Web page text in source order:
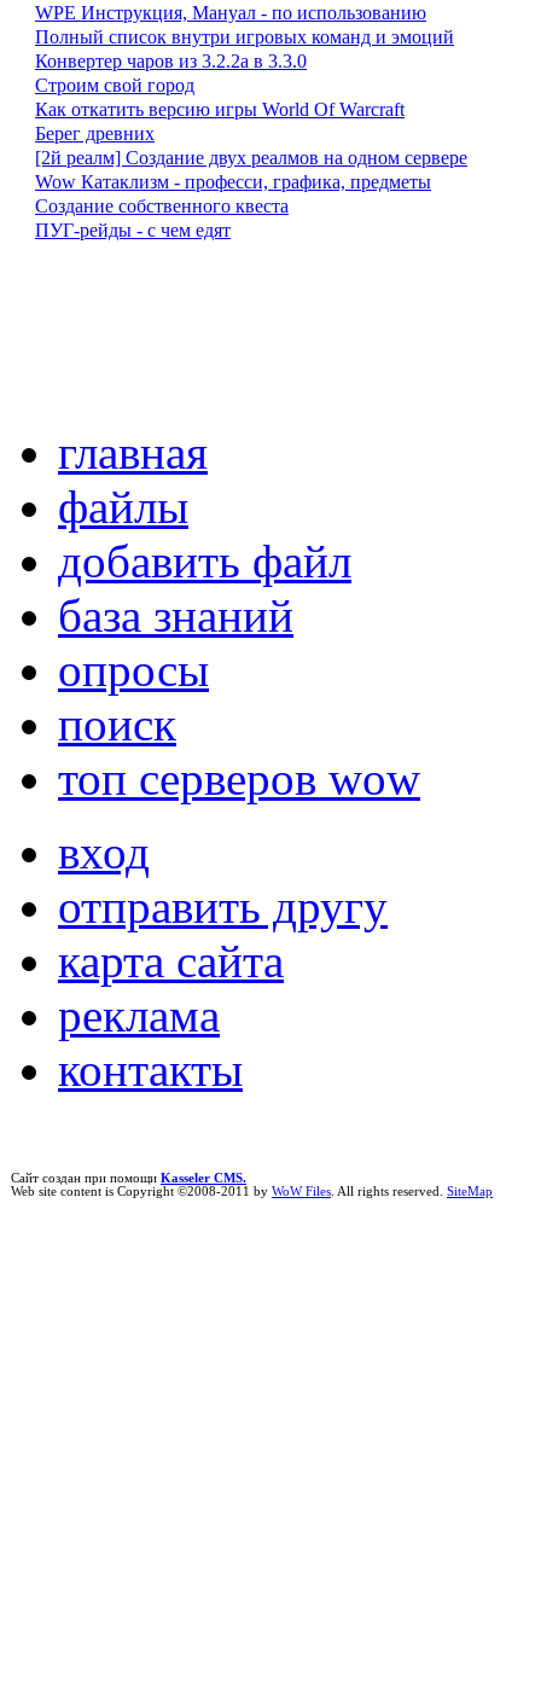
WPE Инструкция, Мануал - по использованию
Полный список внутри игровых команд и эмоций
Конвертер чаров из 3.2.2а в 3.3.0
Строим свой город
Как откатить версию игры World Of Warcraft
Берег древних
[2й реалм] Создание двух реалмов на одном сервере
Wow Катаклизм - професси, графика, предметы
Создание собственного квеста
ПУГ-рейды - с чем едят
главная
файлы
добавить файл
база знаний
опросы
поиск
топ серверов wow
вход
отправить другу
карта сайта
реклама
контакты
Сайт создан при помощи Kasseler CMS.
Web site content is Copyright ©2008-2011 by WoW Files . All rights reserved. SiteMap